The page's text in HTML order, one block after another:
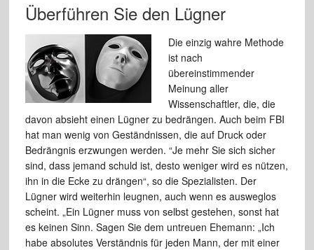
Überführen Sie den Lügner
Die einzig wahre Methode
ist nach
übereinstimmender
Meinung aller
Wissenschaftler, die, die
davon absieht einen Lügner zu bedrängen. Auch beim FBI
hat man wenig von Geständnissen, die auf Druck oder
Bedrängnis erzwungen werden. “Je mehr Sie sich sicher
sind, dass jemand schuld ist, desto weniger wird es nützen,
ihn in die Ecke zu drängen“, so die Spezialisten. Der
Lügner wird weiterhin leugnen, auch wenn es ausweglos
scheint. „Ein Lügner muss von selbst gestehen, sonst hat
es keinen Sinn. Sagen Sie dem untreuen Ehemann: „Ich
habe absolutes Verständnis für jeden Mann, der mit einer